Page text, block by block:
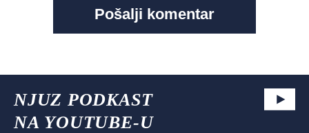
NJUZ PODKAST
NA YOUTUBE-U